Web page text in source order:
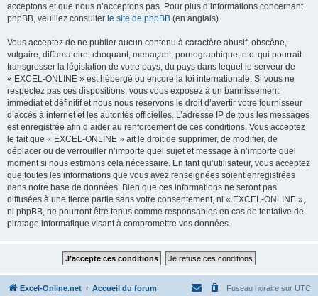
acceptons et que nous n’acceptons pas. Pour plus d’informations concernant
phpBB, veuillez consulter le site de phpBB (en anglais).
Vous acceptez de ne publier aucun contenu à caractère abusif, obscène,
vulgaire, diffamatoire, choquant, menaçant, pornographique, etc. qui pourrait
transgresser la législation de votre pays, du pays dans lequel le serveur de
« EXCEL-ONLINE » est hébergé ou encore la loi internationale. Si vous ne
respectez pas ces dispositions, vous vous exposez à un bannissement
immédiat et définitif et nous nous réservons le droit d’avertir votre fournisseur
d’accès à internet et les autorités officielles. L’adresse IP de tous les messages
est enregistrée afin d’aider au renforcement de ces conditions. Vous acceptez
le fait que « EXCEL-ONLINE » ait le droit de supprimer, de modifier, de
déplacer ou de verrouiller n’importe quel sujet et message à n’importe quel
moment si nous estimons cela nécessaire. En tant qu’utilisateur, vous acceptez
que toutes les informations que vous avez renseignées soient enregistrées
dans notre base de données. Bien que ces informations ne seront pas
diffusées à une tierce partie sans votre consentement, ni « EXCEL-ONLINE »,
ni phpBB, ne pourront être tenus comme responsables en cas de tentative de
piratage informatique visant à compromettre vos données.
Excel-Online.net Accueil du forum Fuseau horaire sur UTC